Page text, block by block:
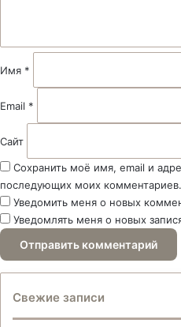
и
й
Имя *
Email *
Сайт
Сохранить моё имя, email и
последующих моих комментариев.
Уведомить меня о новых
Уведомлять меня о новых
Свежие записи